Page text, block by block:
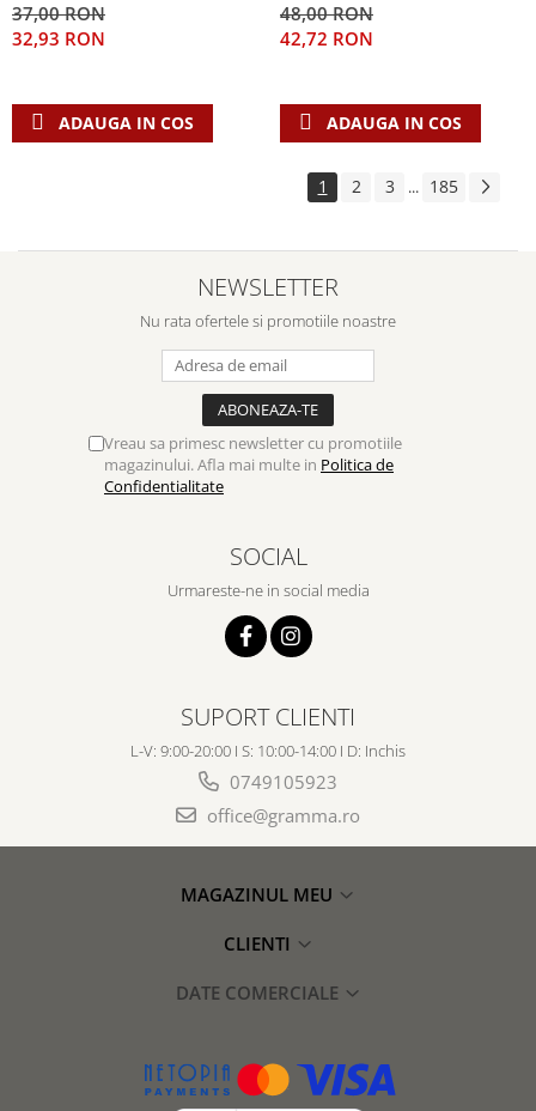
37,00 RON
32,93 RON
ADAUGA IN COS
48,00 RON
42,72 RON
ADAUGA IN COS
1 2 3 ... 185
NEWSLETTER
Nu rata ofertele si promotiile noastre
Vreau sa primesc newsletter cu promotiile
magazinului. Afla mai multe in Politica de
Confidentialitate
SOCIAL
Urmareste-ne in social media
SUPORT CLIENTI
L-V: 9:00-20:00 I S: 10:00-14:00 I D: Inchis
0749105923
office@gramma.ro
MAGAZINUL MEU
CLIENTI
DATE COMERCIALE